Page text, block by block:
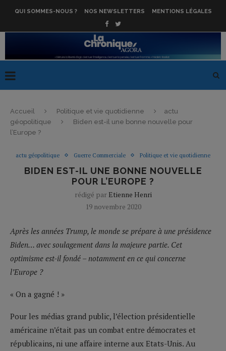
QUI SOMMES-NOUS ? NOS NEWSLETTERS MENTIONS LÉGALES
Accueil Politique et vie quotidienne
actu
géopolitique
Biden est-il une bonne nouvelle pour
l’Europe ?
actu géopolitique Guerre Commerciale Politique et vie quotidienne
BIDEN EST-IL UNE BONNE NOUVELLE
POUR L’EUROPE ?
rédigé par Etienne Henri
19 novembre 2020
Après les années Trump, le monde se prépare à une présidence
Biden… avec soulagement dans la majeure partie. Cet
optimisme est-il fondé – notamment en ce qui concerne
l’Europe ?
« On a gagné ! »
Pour les médias grand public, l’élection présidentielle
américaine n’était pas un combat entre démocrates et
républicains, ni une affaire interne aux Etats-Unis. Au